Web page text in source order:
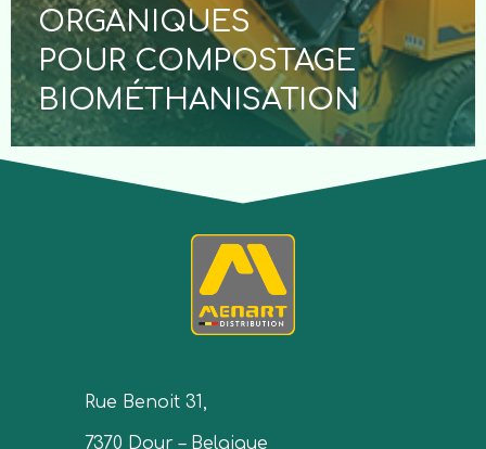
ORGANIQUES
POUR COMPOSTAGE
BIOMÉTHANISATION
Rue Benoit 31,
7370 Dour – Belgique